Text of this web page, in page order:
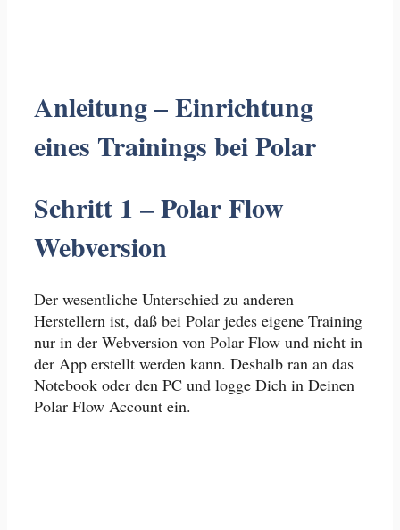
Anleitung – Einrichtung
eines Trainings bei Polar
Schritt 1 – Polar Flow
Webversion
Der wesentliche Unterschied zu anderen
Herstellern ist, daß bei Polar jedes eigene Training
nur in der Webversion von Polar Flow und nicht in
der App erstellt werden kann. Deshalb ran an das
Notebook oder den PC und logge Dich in Deinen
Polar Flow Account ein.